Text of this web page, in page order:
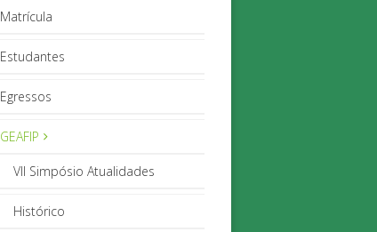
Matrícula
Estudantes
Egressos
GEAFIP
VII Simpósio Atualidades
Histórico